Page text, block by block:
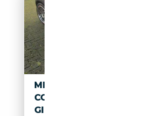
MINI COOPER S COUPE
COOPER S COUPE
GIGAMOTTUNING#